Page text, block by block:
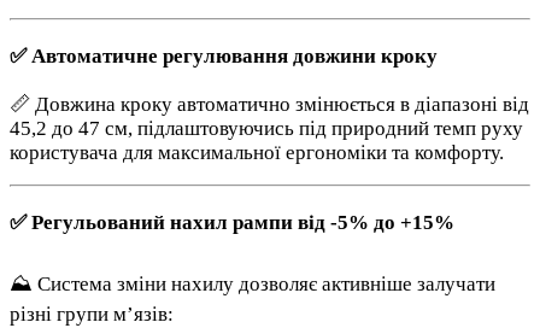
✅ Автоматичне регулювання довжини кроку
📏 Довжина кроку автоматично змінюється в діапазоні від
45,2 до 47 см, підлаштовуючись під природний темп руху
користувача для максимальної ергономіки та комфорту.
✅ Регульований нахил рампи від -5% до +15%
⛰️ Система зміни нахилу дозволяє активніше залучати
різні групи м’язів: